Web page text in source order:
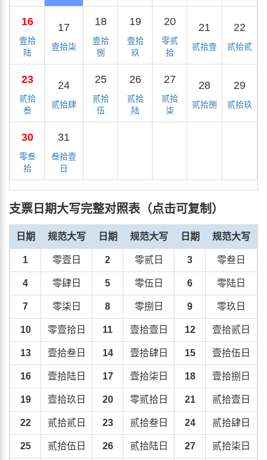
16
壹拾
陆
17
壹拾柒
18
壹拾
捌
19
壹拾
玖
20
零贰
拾
21
贰拾壹
22
贰拾贰
23
贰拾
叁
24
贰拾肆
25
贰拾
伍
26
贰拾
陆
27
贰拾
柒
28
贰拾捌
29
贰拾玖
30
零叁
拾
31
叁拾壹
日
支票日期大写完整对照表（点击可复制）
日期 规范大写 日期 规范大写 日期 规范大写
1 零壹日 2 零贰日 3 零叁日
4 零肆日 5 零伍日 6 零陆日
7 零柒日 8 零捌日 9 零玖日
10 零壹拾日 11 壹拾壹日 12 壹拾贰日
13 壹拾叁日 14 壹拾肆日 15 壹拾伍日
16 壹拾陆日 17 壹拾柒日 18 壹拾捌日
19 壹拾玖日 20 零贰拾日 21 贰拾壹日
22 贰拾贰日 23 贰拾叁日 24 贰拾肆日
25 贰拾伍日 26 贰拾陆日 27 贰拾柒日